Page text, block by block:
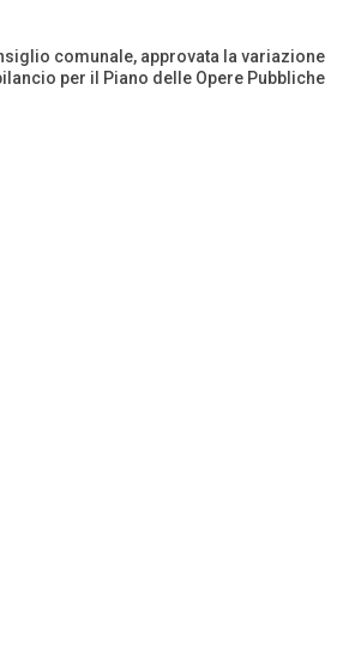
comunale, approvata la variazione
per il Piano delle Opere Pubbliche